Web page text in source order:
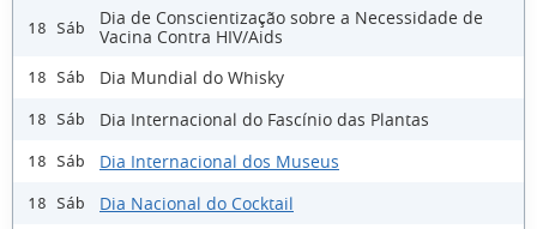
18 Sáb
Dia de Conscientização sobre a Necessidade de
Vacina Contra HIV/Aids
18 Sáb Dia Mundial do Whisky
18 Sáb Dia Internacional do Fascínio das Plantas
18 Sáb Dia Internacional dos Museus
18 Sáb Dia Nacional do Cocktail